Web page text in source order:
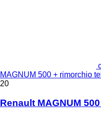
MAGNUM 500 + rimorchio
20
Renault MAGNUM